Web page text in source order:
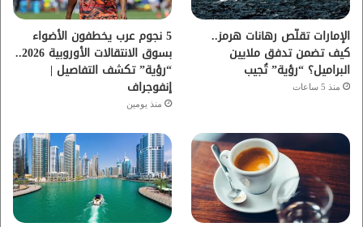
م
الإمارات تقلّص رهانات هرمز..
كيف تضمن تدفق ملايين
البراميل؟ “رؤية” تُجيب
منذ 5 ساعات
5 نجوم عرب يخطفون الأضواء
بسوق الانتقالات الأوروبية 2026..
“رؤية” تكشف التفاصيل |
إنفوجراف
منذ يومين